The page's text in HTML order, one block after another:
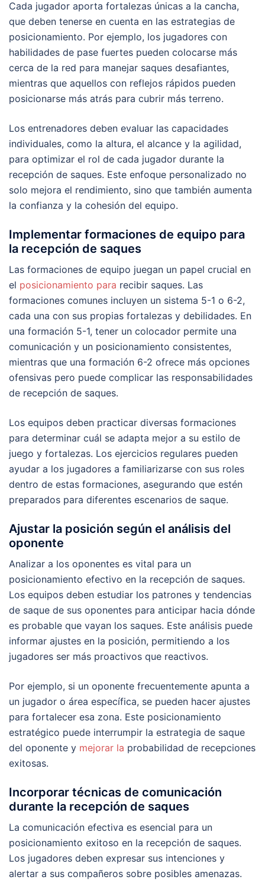
Cada jugador aporta fortalezas únicas a la cancha,
que deben tenerse en cuenta en las estrategias de
posicionamiento. Por ejemplo, los jugadores con
habilidades de pase fuertes pueden colocarse más
cerca de la red para manejar saques desafiantes,
mientras que aquellos con reflejos rápidos pueden
posicionarse más atrás para cubrir más terreno.
Los entrenadores deben evaluar las capacidades
individuales, como la altura, el alcance y la agilidad,
para optimizar el rol de cada jugador durante la
recepción de saques. Este enfoque personalizado no
solo mejora el rendimiento, sino que también aumenta
la confianza y la cohesión del equipo.
Implementar formaciones de equipo para
la recepción de saques
Las formaciones de equipo juegan un papel crucial en
el posicionamiento para recibir saques. Las
formaciones comunes incluyen un sistema 5-1 o 6-2,
cada una con sus propias fortalezas y debilidades. En
una formación 5-1, tener un colocador permite una
comunicación y un posicionamiento consistentes,
mientras que una formación 6-2 ofrece más opciones
ofensivas pero puede complicar las responsabilidades
de recepción de saques.
Los equipos deben practicar diversas formaciones
para determinar cuál se adapta mejor a su estilo de
juego y fortalezas. Los ejercicios regulares pueden
ayudar a los jugadores a familiarizarse con sus roles
dentro de estas formaciones, asegurando que estén
preparados para diferentes escenarios de saque.
Ajustar la posición según el análisis del
oponente
Analizar a los oponentes es vital para un
posicionamiento efectivo en la recepción de saques.
Los equipos deben estudiar los patrones y tendencias
de saque de sus oponentes para anticipar hacia dónde
es probable que vayan los saques. Este análisis puede
informar ajustes en la posición, permitiendo a los
jugadores ser más proactivos que reactivos.
Por ejemplo, si un oponente frecuentemente apunta a
un jugador o área específica, se pueden hacer ajustes
para fortalecer esa zona. Este posicionamiento
estratégico puede interrumpir la estrategia de saque
del oponente y mejorar la probabilidad de recepciones
exitosas.
Incorporar técnicas de comunicación
durante la recepción de saques
La comunicación efectiva es esencial para un
posicionamiento exitoso en la recepción de saques.
Los jugadores deben expresar sus intenciones y
alertar a sus compañeros sobre posibles amenazas.